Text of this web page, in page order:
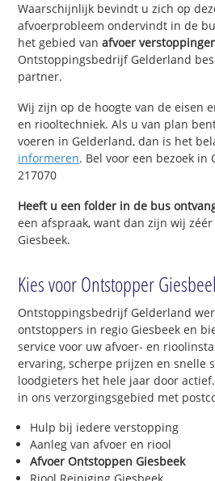
Waarschijnlijk bevindt u zich op
afvoerprobleem ondervindt in de
het gebied vanafvoer
Ontstoppingsbedrijf Gelderland
partner.
Wij zijn op de hoogte van de eisen
en riooltechniek. Als u van plan
voeren in Gelderland, dan is het
informeren. Bel voor een bezoek
217070
Heeft u een folder in de bus
een afspraak, want dan zijn wij
Giesbeek.
Kies voor Ontstopper
Ontstoppingsbedrijf Gelderland
ontstoppers in regio Giesbeek en
service voor uw afvoer- en
ervaring, scherpe prijzen en snelle
loodgieters het hele jaar door
in ons verzorgingsgebied met
Hulp bij iedere verstopping
Aanleg van afvoer en riool
Afvoer Ontstoppen Giesbeek